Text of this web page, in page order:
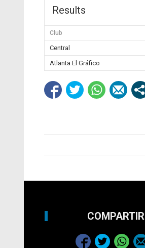
Results
Club
Central
Atlanta El Gráfico
COMPARTIR